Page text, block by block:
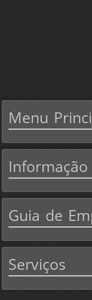
Menu
Informação
Guia de
Serviços